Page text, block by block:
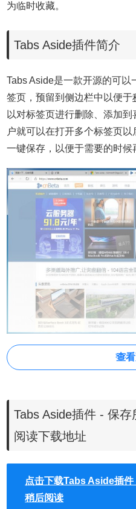
为临时收藏。
Tabs Aside插件简介
Tabs Aside是一款开源的可
签页，预留到侧边栏中以便于
以对标签页进行删除、添加
户就可以在打开多个标签页
一键保存，以便于需要的时候
1、Tabs Aside插件离线安装
Chrome浏览器，首先在标签页
【chrome://extensions/】进
站下载的插件，并拖入扩展
查
Tabs Aside插件 - 保
阅读下载地址
点击下载Tabs Aside插
稍后阅读